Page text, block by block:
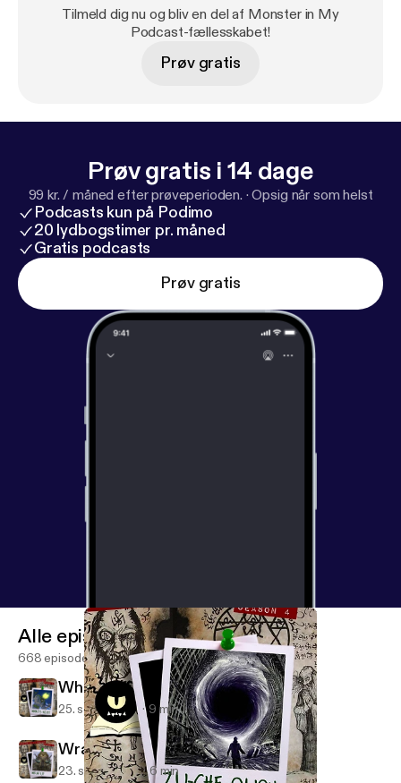
Tilmeld dig nu og bliv en del af Monster in My
Podcast-fællesskabet!
Prøv gratis
Prøv gratis i 14 dage
99 kr. / måned efter prøveperioden. ·Opsig når som helst
Podcasts kun på Podimo
20 lydbogstimer pr. måned
Gratis podcasts
Prøv gratis
Alle episoder
668 episoder
What's Next
25. sept. 2020 9 min
Wrap Up
23. sept. 2020 6 min